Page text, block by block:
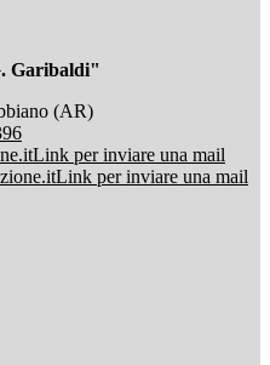
Garibaldi"
(AR)
Link per inviare una mail
Link per inviare una mail